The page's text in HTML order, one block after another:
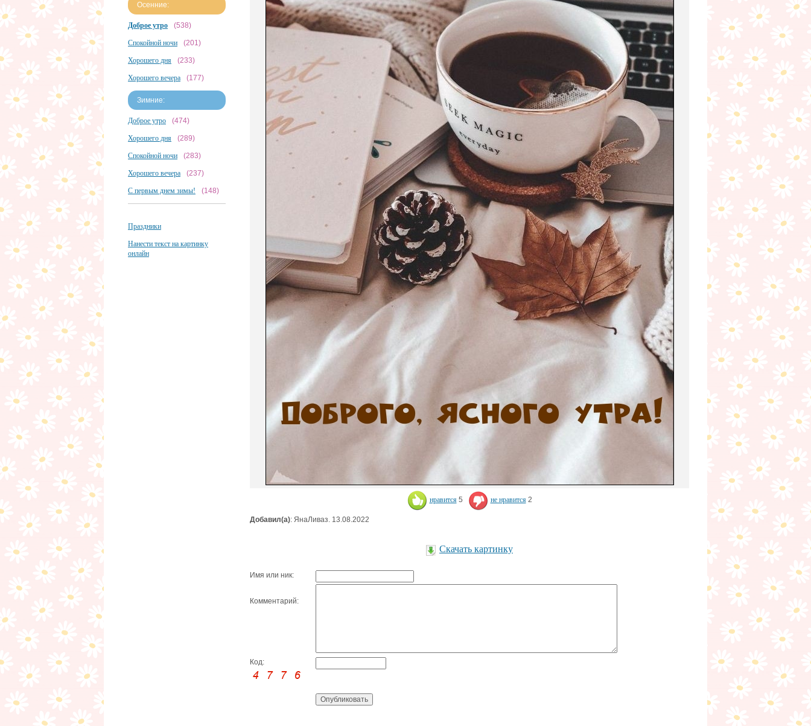
Осенние:
Доброе утро (538)
Спокойной ночи (201)
Хорошего дня (233)
Хорошего вечера (177)
Зимние:
Доброе утро (474)
Хорошего дня (289)
Спокойной ночи (283)
Хорошего вечера (237)
С первым днем зимы! (148)
Праздники
Нанести текст на картинку
онлайн
нравится 5 не нравится 2
Добавил(а): ЯнаЛиваз. 13.08.2022
Скачать картинку
Имя или ник:
Комментарий:
Код: